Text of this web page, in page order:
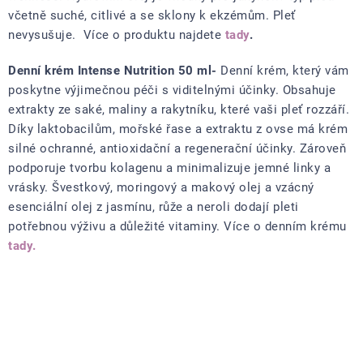
včetně suché, citlivé a se sklony k ekzémům. Pleť
nevysušuje. Více o produktu najdete tady.
Denní krém Intense Nutrition 50 ml- Denní krém, který vám
poskytne výjimečnou péči s viditelnými účinky. Obsahuje
extrakty ze saké, maliny a rakytníku, které vaši pleť rozzáří.
Díky laktobacilům, mořské řase a extraktu z ovse má krém
silné ochranné, antioxidační a regenerační účinky. Zároveň
podporuje tvorbu kolagenu a minimalizuje jemné linky a
vrásky. Švestkový, moringový a makový olej a vzácný
esenciální olej z jasmínu, růže a neroli dodají pleti
potřebnou výživu a důležité vitaminy. Více o denním krému
tady.